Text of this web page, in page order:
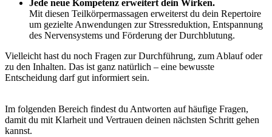
Jede neue Kompetenz erweitert dein Wirken.
Mit diesen Teilkörpermassagen erweiterst du dein Repertoire
um gezielte Anwendungen zur Stressreduktion, Entspannung
des Nervensystems und Förderung der Durchblutung.
Vielleicht hast du noch Fragen zur Durchführung, zum Ablauf oder
zu den Inhalten. Das ist ganz natürlich – eine bewusste
Entscheidung darf gut informiert sein.
Im folgenden Bereich findest du Antworten auf häufige Fragen,
damit du mit Klarheit und Vertrauen deinen nächsten Schritt gehen
kannst.